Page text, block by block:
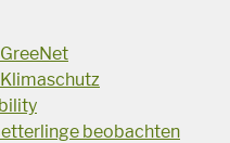
beobachten